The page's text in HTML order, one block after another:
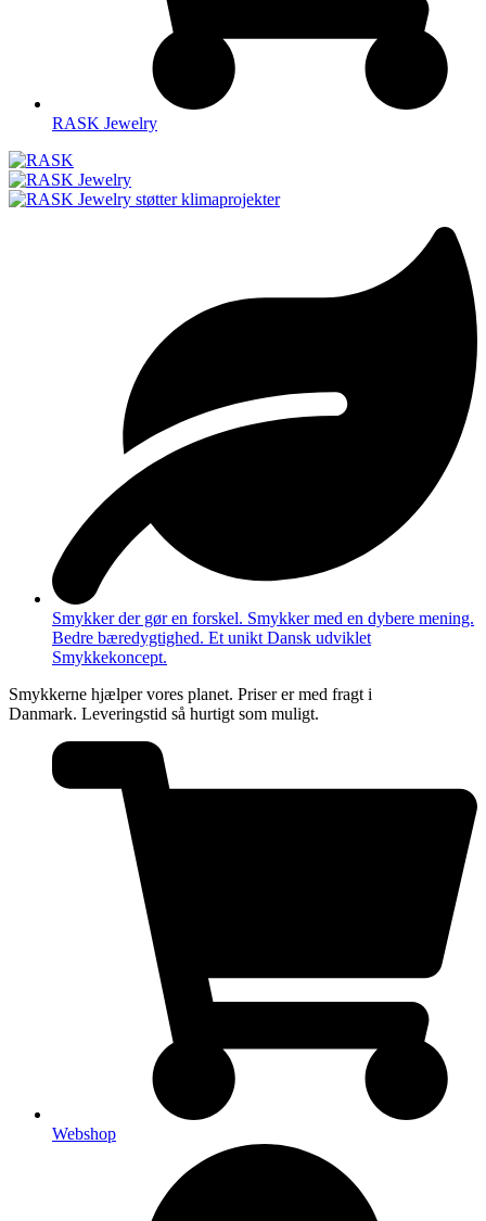
RASK Jewelry
Smykker der gør en forskel. Smykker med en dybere mening.
Bedre bæredygtighed. Et unikt Dansk udviklet
Smykkekoncept.
Smykkerne hjælper vores planet. Priser er med fragt i
Danmark. Leveringstid så hurtigt som muligt.
Webshop